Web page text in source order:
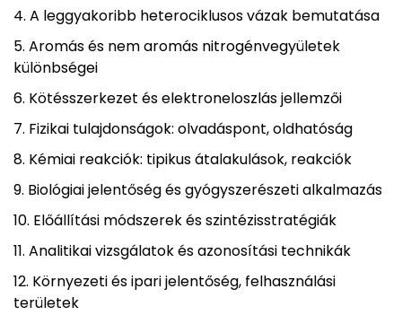
A leggyakoribb heterociklusos vázak bemutatása
Aromás és nem aromás nitrogénvegyületek
különbségei
Kötésszerkezet és elektroneloszlás jellemzői
Fizikai tulajdonságok: olvadáspont, oldhatóság
Kémiai reakciók: tipikus átalakulások, reakciók
Biológiai jelentőség és gyógyszerészeti alkalmazás
Előállítási módszerek és szintézisstratégiák
Analitikai vizsgálatok és azonosítási technikák
Környezeti és ipari jelentőség, felhasználási
területek